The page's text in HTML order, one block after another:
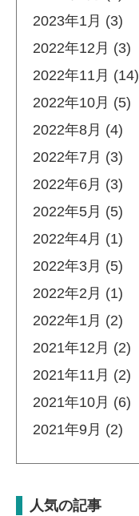
2023年1月 (3)
2022年12月 (3)
2022年11月 (14)
2022年10月 (5)
2022年8月 (4)
2022年7月 (3)
2022年6月 (3)
2022年5月 (5)
2022年4月 (1)
2022年3月 (5)
2022年2月 (1)
2022年1月 (2)
2021年12月 (2)
2021年11月 (2)
2021年10月 (6)
2021年9月 (2)
人気の記事